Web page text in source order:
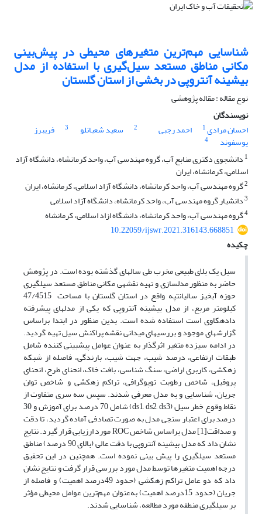
شناسایی مهم‌ترین متغیرهای محیطی در پیش‌بینی
مکانی مناطق مستعد سیل‌گیری با استفاده از مدل
بیشینه آنتروپی در بخشی از استان گلستان
نوع مقاله : مقاله پژوهشی
نویسندگان
احسان مرادی1 احمد رجبی 2 سعید شعبانلو 3 فریبرز
یوسفوند
4
1 دانشجوی دکتری منابع آب، گروه مهندسی آب، واحد کرمانشاه، دانشگاه آزاد
اسلامی، کرمانشاه، ایران
2گروه مهندسی آب، واحد کرمانشاه، دانشگاه آزاد اسلامی، کرمانشاه، ایران
3دانشیار گروه مهندسی آب، واحد کرمانشاه، دانشگاه آزاد اسلامی
4گروه مهندسی آب، واحد کرمانشاه، دانشگاه ازاد اسلامی، کرمانشاه
10.22059/ijswr.2021.316143.668851
چکیده
سیل یک بلای طبیعی مخرب طی سال­های گذشته بوده است. در پژوهش
حاضر به منظور مدل­سازی و تهیه نقشه­ی مکانی مناطق مستعد سیل­گیری
حوزه آبخیز سالیان­تپه واقع در استان گلستان با مساحت 47/4515
کیلومتر مربع، از مدل بیشینه آنتروپی که یکی از مدل­های پیشرفته
داده­کاوی است استفاده شده است. بدین منظور در ابتدا براساس
گزارش­های موجود و بررسی­های میدانی نقشه پراکنش سیل تهیه گردید.
در ادامه سیزده متغیر اثرگذار به عنوان عوامل پیش­بینی کننده شامل
طبقات ارتفاعی، درصد شیب، جهت شیب، بارندگی، فاصله از شبکه
زهکشی، کاربری اراضی، سنگ شناسی، بافت خاک، انحنای طرح، انحنای
پروفیل، شاخص رطوبت توپوگرافی، تراکم زهکشی و شاخص توان
جریان، شناسایی و به مدل معرفی شدند. سپس سه سری متفاوت از
نقاط وقوع خطر سیل (ds1, ds2, ds3) شامل 70 درصد برای آموزش و 30
درصد برای اعتبار سنجی مدل به صورت تصادفی آماده گردید، تا دقت
و صداقت[1] مدل براساس شاخص ROC مورد ارزیابی قرار گیرد. نتایج
نشان داد که مدل بیشینه آنتروپی با دقت عالی (بالای 90 درصد) مناطق
مستعد سیل­گیری را پیش بینی نموده است. همچنین در این تحقیق
درجه اهمیت متغیر­ها توسط مدل مورد بررسی قرار گرفت و نتایج نشان
داد که دو عامل تراکم زهکشی (حدود 49درصد اهمیت) و فاصله از
جریان (حدود 15درصد اهمیت) به‌عنوان مهم‌ترین عوامل محیطی مؤثر
بر سیل­گیری منطقه مورد مطالعه، شناسایی شدند.